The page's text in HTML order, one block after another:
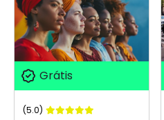
Grátis
(5.0)